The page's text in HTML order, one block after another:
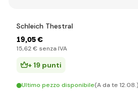
Schleich Thestral
19,05 €
15,62 € senza IVA
+ 19 punti
Ultimo pezzo disponibile(A da te 12.08.)